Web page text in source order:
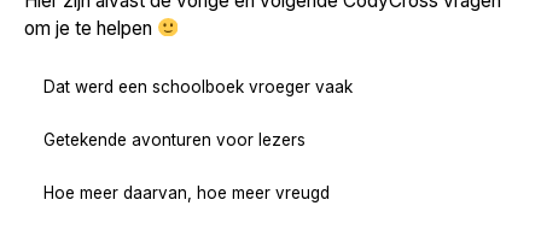
om je te helpen
Dat werd een schoolboek vroeger vaak
Getekende avonturen voor lezers
Hoe meer daarvan, hoe meer vreugd